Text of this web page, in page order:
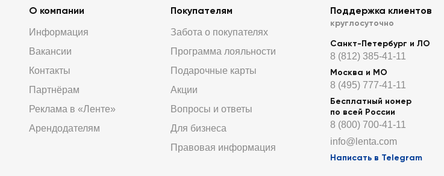
О компании
Информация
Вакансии
Контакты
Партнёрам
Реклама в «Ленте»
Арендодателям
Покупателям
Забота о покупателях
Программа лояльности
Подарочные карты
Акции
Вопросы и ответы
Для бизнеса
Правовая информация
Поддержка клиентов
круглосуточно
Санкт-Петербург и ЛО
8 (812) 385-41-11
Москва и МО
8 (495) 777-41-11
Бесплатный номер
по всей России
8 (800) 700-41-11
info@lenta.com
Написать в Telegram